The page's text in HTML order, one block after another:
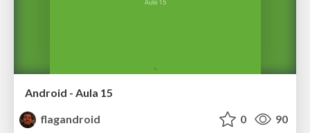
Android - Aula 15
flagandroid
0 90